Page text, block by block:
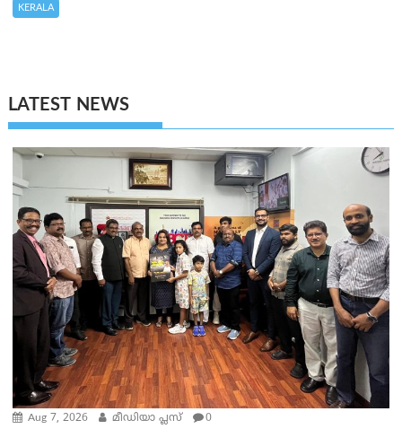
KERALA
LATEST NEWS
Aug 7, 2026 മീഡിയാ പ്ലസ് 0